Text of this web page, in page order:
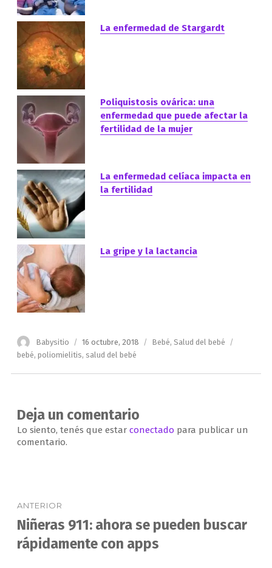
La enfermedad de Stargardt
Poliquistosis ovárica: una
enfermedad que puede afectar la
fertilidad de la mujer
La enfermedad celíaca impacta en
la fertilidad
La gripe y la lactancia
Autor
Babysitio
Publicado
el
16 octubre, 2018 Categorías
Bebé, Salud del bebé
bebé, poliomielitis, salud del bebé
Deja un comentario
Lo siento, tenés que estar conectado para publicar un
comentario.
de
entradas
ANTERIOR
Entrada
anterior:
Niñeras 911: ahora se pueden buscar
rápidamente con apps